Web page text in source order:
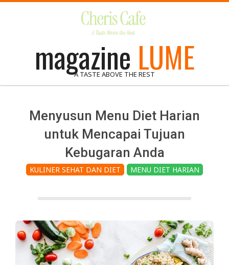
magazine LUME
A TASTE ABOVE THE REST
Menyusun Menu Diet Harian
untuk Mencapai Tujuan
Kebugaran Anda
KULINER SEHAT DAN DIET MENU DIET HARIAN